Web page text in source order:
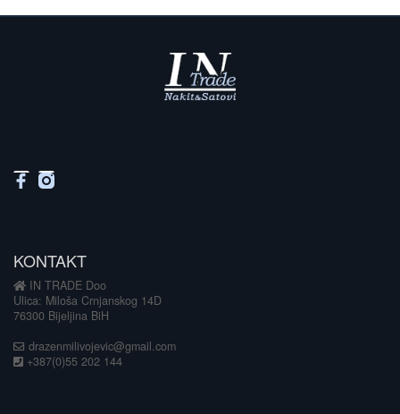
KONTAKT
IN TRADE Doo
Ulica: Miloša Crnjanskog 14D
76300 Bijeljina BiH
drazenmilivojevic@gmail.com
+387(0)55 202 144